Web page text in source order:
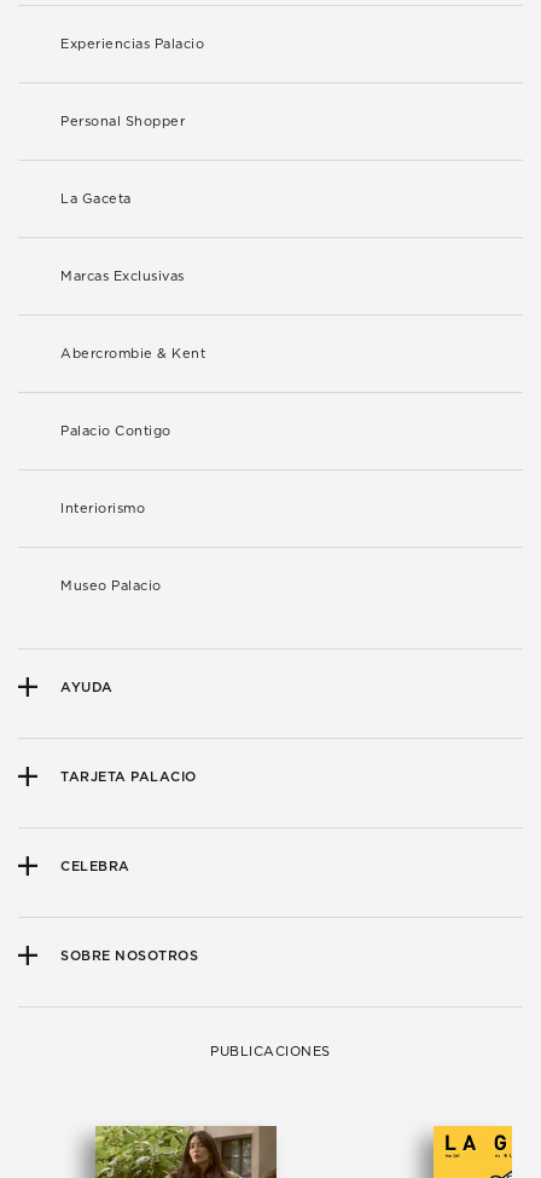
Experiencias Palacio
Personal Shopper
La Gaceta
Marcas Exclusivas
Abercrombie & Kent
Palacio Contigo
Interiorismo
Museo Palacio
AYUDA
TARJETA PALACIO
CELEBRA
SOBRE NOSOTROS
PUBLICACIONES